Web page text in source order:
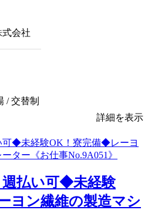
式会社
/ 交替制
詳細を表示
週払い可◆未経験
ヨン繊維の製造マシ